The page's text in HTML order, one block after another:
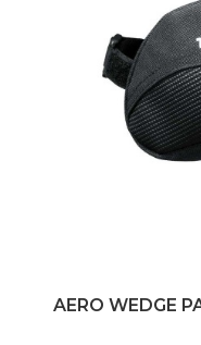
AERO WEDGE